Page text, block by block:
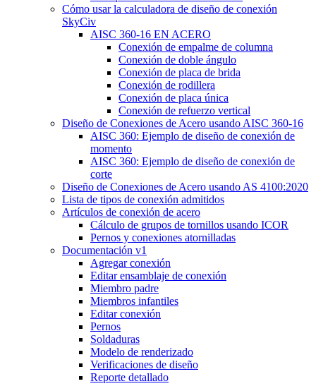
Cómo usar la calculadora de diseño de conexión
SkyCiv
AISC 360-16 EN ACERO
Conexión de empalme de columna
Conexión de doble ángulo
Conexión de placa de brida
Conexión de rodillera
Conexión de placa única
Conexión de refuerzo vertical
Diseño de Conexiones de Acero usando AISC 360-16
AISC 360: Ejemplo de diseño de conexión de
momento
AISC 360: Ejemplo de diseño de conexión de
corte
Diseño de Conexiones de Acero usando AS 4100:2020
Lista de tipos de conexión admitidos
Artículos de conexión de acero
Cálculo de grupos de tornillos usando ICOR
Pernos y conexiones atornilladas
Documentación v1
Agregar conexión
Editar ensamblaje de conexión
Miembro padre
Miembros infantiles
Editar conexión
Pernos
Soldaduras
Modelo de renderizado
Verificaciones de diseño
Reporte detallado